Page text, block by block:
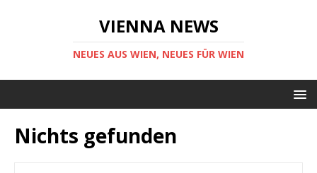
VIENNA NEWS
NEUES AUS WIEN, NEUES FÜR WIEN
Nichts gefunden